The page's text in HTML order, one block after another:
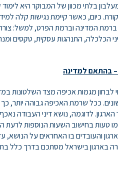
בלתי מכוון של המבוקר היא לימוד
כיום, כאשר קיימת נגישות קלה
ברמת המדינה וברמת הפרט, למשל:
הכלכלה, התנהגות עסקית, טקסים
–בהתאם למדינה
לבחון מגמות אכיפה מצד השלטונות
ככל שרמת האכיפה גבוהה יותר,
הארגון. לדוגמה, נושא דיני העבודה
טעות בחישוב השעות הנוספות לרעת
והעובדים בו האחראים על הנושא,
בארגון בישראל מסתכם בדרך כלל